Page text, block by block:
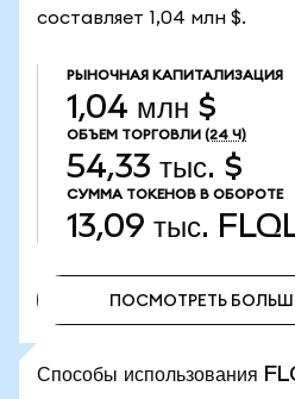
составляет 1,04 млн $.
РЫНОЧНАЯ КАПИТАЛИЗАЦИЯ
1,04 млн $
ОБЪЕМ ТОРГОВЛИ (24 Ч)
54,33 тыс. $
СУММА ТОКЕНОВ В ОБОРОТЕ
13,09 тыс.
ПОСМОТРЕТЬ
Способы использования